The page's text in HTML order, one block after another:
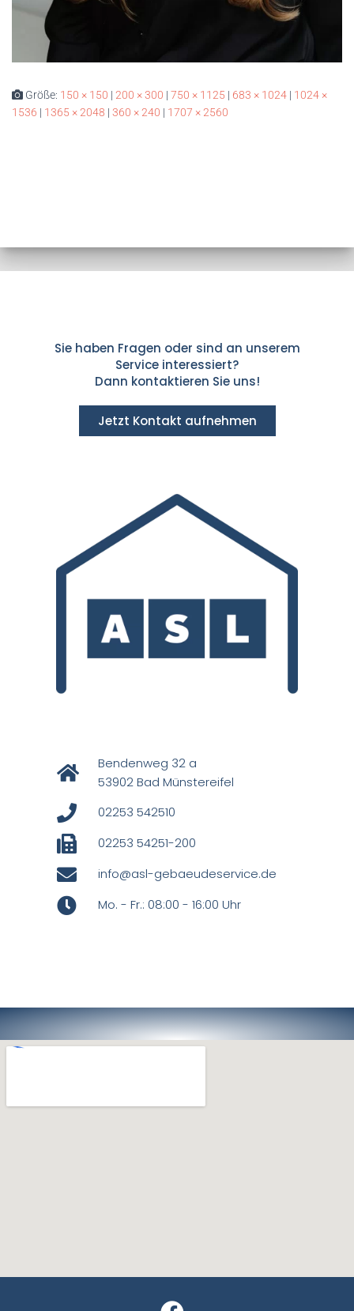
Größe: 150 × 150 | 200 × 300 | 750 × 1125 | 683 × 1024 | 1024 ×
1536 | 1365 × 2048 | 360 × 240 | 1707 × 2560
Sie haben Fragen oder sind an unserem
Service interessiert?
Dann kontaktieren Sie uns!
Jetzt Kontakt aufnehmen
Bendenweg 32 a
53902 Bad Münstereifel
02253 542510
02253 54251-200
info@asl-gebaeudeservice.de
Mo. - Fr.: 08:00 - 16:00 Uhr